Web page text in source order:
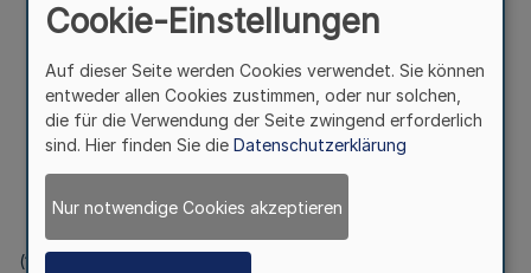
Gesetz zur Ausführung des
Unterhaltsvorschussgesetzes
§ 1
Finanzierung
(1) Von den Geldleistungen, die gemäß § 8 des
Cookie-Einstellungen
Auf dieser Seite werden Cookies verwendet. Sie können
entweder allen Cookies zustimmen, oder nur solchen,
die für die Verwendung der Seite zwingend erforderlich
sind. Hier finden Sie die Datenschutzerklärung
Nur notwendige Cookies akzeptieren